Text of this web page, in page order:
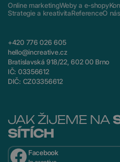
Online marketingWeby a e-shopy
Strategie a kreativitaReferenceO nás
+420 776 026 605
hello@increative.cz
Bratislavská 918/22, 602 00 Brno
IČ: 03356612
DIČ: CZ03356612
JAK ŽIJEME NA
SÍTÍCH
Facebook